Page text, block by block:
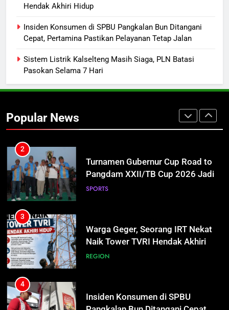
Hendak Akhiri Hidup
Insiden Konsumen di SPBU Pangkalan Bun Ditangani
Cepat, Pertamina Pastikan Pelayanan Tetap Jalan
Sistem Listrik Kalselteng Masih Siaga, PLN Batasi
Pasokan Selama 7 Hari
Popular News
Mahasiswa UPR Titip Tujuh
Agenda ke Calon Rektor Prof.
100 Hari Pertama
REGION
Turnamen Gubernur Cup Road to
Pangdam XXII/TB Cup 2026 Jadi
Wadah Kembangkan Talenta Muda
3
Warga Geger, Seorang IRT Nekat
Naik Tower TVRI Hendak Akhiri
Hidup
REGION
4
Insiden Konsumen di SPBU
Pangkalan Bun Ditangani Cepat,
Pertamina Pastikan Pelayanan
ECONOMY
5
Sistem Listrik Kalselteng Masih